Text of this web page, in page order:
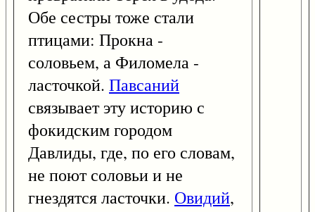
Обе сестры тоже стали
птицами: Прокна -
соловьем, а Филомела -
ласточкой. Павсаний
связывает эту историю с
фокидским городом
Давлиды, где, по его словам,
не поют соловьи и не
гнездятся ласточки. Овидий,